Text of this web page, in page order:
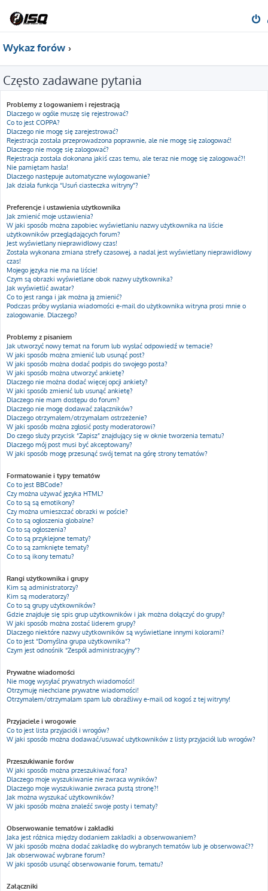
Wykaz forów
Często zadawane pytania
Problemy z logowaniem i rejestracją
Dlaczego w ogóle muszę się rejestrować?
Co to jest COPPA?
Dlaczego nie mogę się zarejestrować?
Rejestracja została przeprowadzona poprawnie, ale nie mogę się zalogować!
Dlaczego nie mogę się zalogować?
Rejestracja została dokonana jakiś czas temu, ale teraz nie mogę się zalogować?!
Nie pamiętam hasła!
Dlaczego następuje automatyczne wylogowanie?
Jak działa funkcja “Usuń ciasteczka witryny”?
Preferencje i ustawienia użytkownika
Jak zmienić moje ustawienia?
W jaki sposób można zapobiec wyświetlaniu nazwy użytkownika na liście
użytkowników przeglądających forum?
Jest wyświetlany nieprawidłowy czas!
Została wykonana zmiana strefy czasowej, a nadal jest wyświetlany nieprawidłowy
czas!
Mojego języka nie ma na liście!
Czym są obrazki wyświetlane obok nazwy użytkownika?
Jak wyświetlić awatar?
Co to jest ranga i jak można ją zmienić?
Podczas próby wysłania wiadomości e-mail do użytkownika witryna prosi mnie o
zalogowanie. Dlaczego?
Problemy z pisaniem
Jak utworzyć nowy temat na forum lub wysłać odpowiedź w temacie?
W jaki sposób można zmienić lub usunąć post?
W jaki sposób można dodać podpis do swojego posta?
W jaki sposób można utworzyć ankietę?
Dlaczego nie można dodać więcej opcji ankiety?
W jaki sposób zmienić lub usunąć ankietę?
Dlaczego nie mam dostępu do forum?
Dlaczego nie mogę dodawać załączników?
Dlaczego otrzymałem/otrzymałam ostrzeżenie?
W jaki sposób można zgłosić posty moderatorowi?
Do czego służy przycisk “Zapisz” znajdujący się w oknie tworzenia tematu?
Dlaczego mój post musi być akceptowany?
W jaki sposób mogę przesunąć swój temat na górę strony tematów?
Formatowanie i typy tematów
Co to jest BBCode?
Czy można używać języka HTML?
Co to są są emotikony?
Czy można umieszczać obrazki w poście?
Co to są ogłoszenia globalne?
Co to są ogłoszenia?
Co to są przyklejone tematy?
Co to są zamknięte tematy?
Co to są ikony tematu?
Rangi użytkownika i grupy
Kim są administratorzy?
Kim są moderatorzy?
Co to są grupy użytkowników?
Gdzie znajduje się spis grup użytkowników i jak można dołączyć do grupy?
W jaki sposób można zostać liderem grupy?
Dlaczego niektóre nazwy użytkowników są wyświetlane innymi kolorami?
Co to jest “Domyślna grupa użytkownika”?
Czym jest odnośnik “Zespół administracyjny”?
Prywatne wiadomości
Nie mogę wysyłać prywatnych wiadomości!
Otrzymuję niechciane prywatne wiadomości!
Otrzymałem/otrzymałam spam lub obraźliwy e-mail od kogoś z tej witryny!
Przyjaciele i wrogowie
Co to jest lista przyjaciół i wrogów?
W jaki sposób można dodawać/usuwać użytkowników z listy przyjaciół lub wrogów?
Przeszukiwanie forów
W jaki sposób można przeszukiwać fora?
Dlaczego moje wyszukiwanie nie zwraca wyników?
Dlaczego moje wyszukiwanie zwraca pustą stronę?!
Jak można wyszukać użytkowników?
W jaki sposób można znaleźć swoje posty i tematy?
Obserwowanie tematów i zakładki
Jaka jest różnica między dodaniem zakładki a obserwowaniem?
W jaki sposób można dodać zakładkę do wybranych tematów lub je obserwować??
Jak obserwować wybrane forum?
W jaki sposób usunąć obserwowanie forum, tematu?
Załączniki